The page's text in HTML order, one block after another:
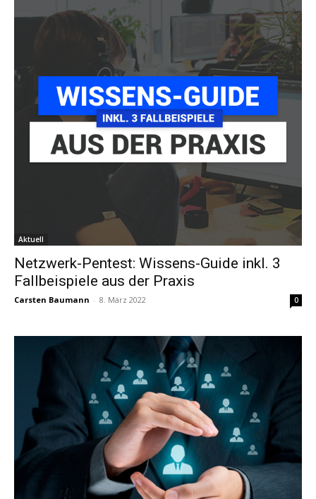
Aktuell
Netzwerk-Pentest: Wissens-Guide inkl. 3
Fallbeispiele aus der Praxis
Carsten Baumann - 8. März 2022 0